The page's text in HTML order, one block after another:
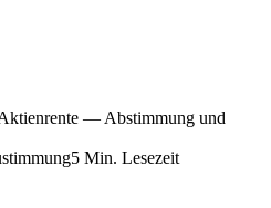
5 Min. Lesezeit